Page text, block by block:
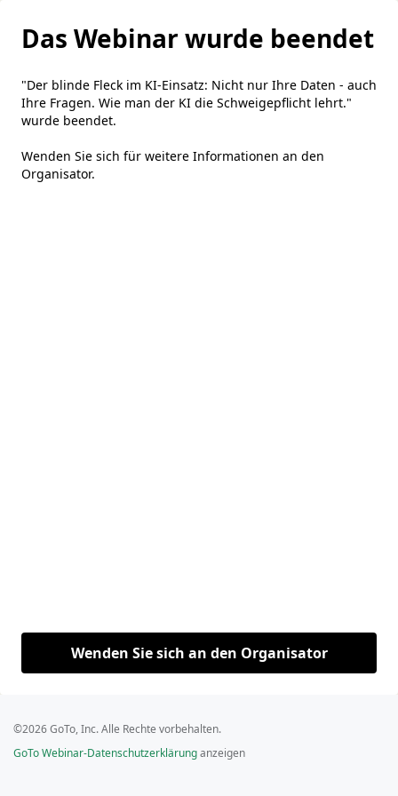
Das Webinar wurde beendet
"Der blinde Fleck im KI-Einsatz: Nicht nur Ihre Daten - auch
Ihre Fragen. Wie man der KI die Schweigepflicht lehrt."
wurde beendet.
Wenden Sie sich für weitere Informationen an den
Organisator.
Wenden Sie sich an den Organisator
©2026 GoTo, Inc. Alle Rechte vorbehalten.
GoTo Webinar-Datenschutzerklärunganzeigen